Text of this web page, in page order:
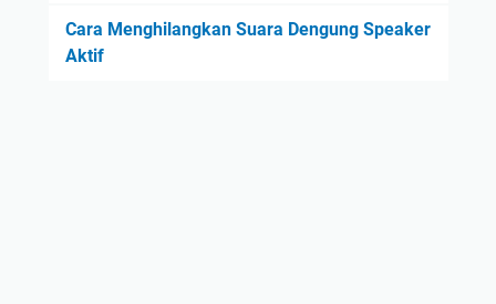
Cara Menghilangkan Suara Dengung Speaker
Aktif